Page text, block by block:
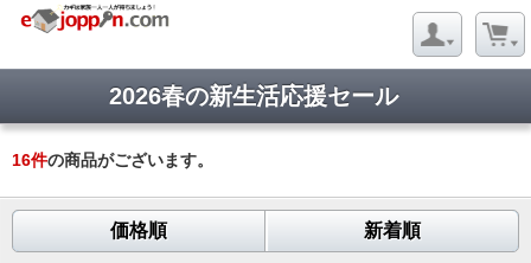
2026春の新生活応援セール
16件の商品がございます。
価格順 新着順